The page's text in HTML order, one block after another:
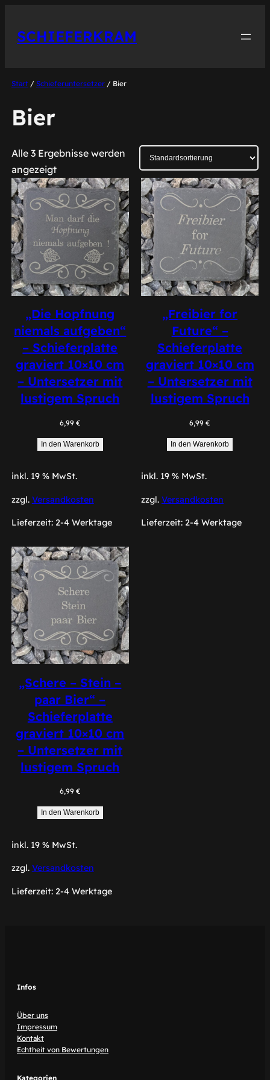
Inhalt
springen
SCHIEFERKRAM
Start/ Schieferuntersetzer/ Bier
Bier
Alle 3 Ergebnisse werden
angezeigt
„Die Hopfnung
niemals aufgeben“
– Schieferplatte
graviert 10×10 cm
– Untersetzer mit
lustigem Spruch
6,99 €
In den Warenkorb
inkl. 19 % MwSt.
zzgl. Versandkosten
Lieferzeit: 2-4 Werktage
„Freibier for
Future“ –
Schieferplatte
graviert 10×10 cm
– Untersetzer mit
lustigem Spruch
6,99€
In den Warenkorb
inkl. 19 % MwSt.
zzgl. Versandkosten
Lieferzeit: 2-4 Werktage
„Schere – Stein –
paar Bier“ –
Schieferplatte
graviert 10×10 cm
– Untersetzer mit
lustigem Spruch
6,99 €
In den Warenkorb
inkl. 19 % MwSt.
zzgl. Versandkosten
Lieferzeit: 2-4 Werktage
Infos
Über uns
Impressum
Kontakt
Echtheit von Bewertungen
Kategorien